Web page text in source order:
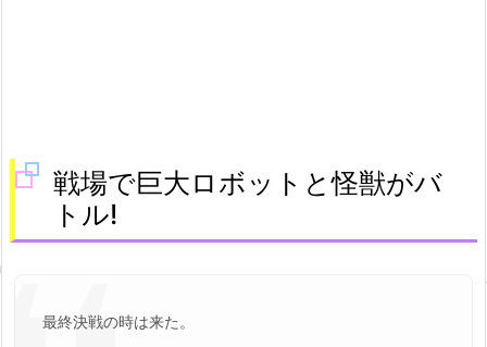
戦場で巨大ロボットと怪獣がバ
トル!
最終決戦の時は来た。